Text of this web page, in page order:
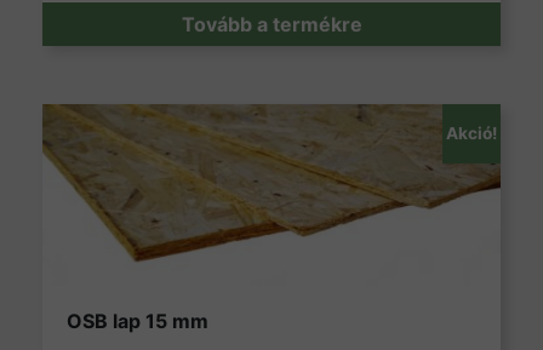
Tovább a termékre
Akció!
OSB lap 15 mm